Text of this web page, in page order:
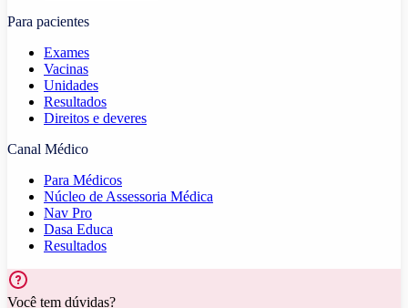
Para pacientes
Exames
Vacinas
Unidades
Resultados
Direitos e deveres
Canal Médico
Para Médicos
Núcleo de Assessoria Médica
Nav Pro
Dasa Educa
Resultados
Você tem dúvidas?